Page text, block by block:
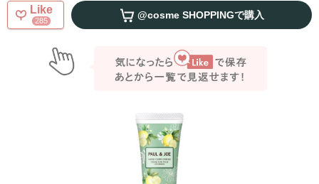
Like
285 @cosme SHOPPINGで購入